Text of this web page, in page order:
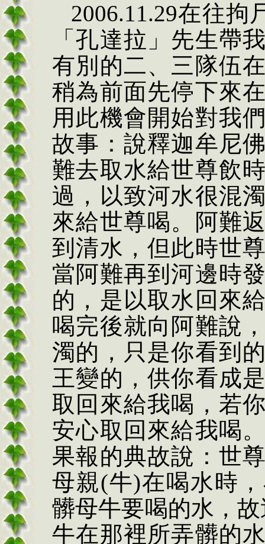
2006.11.29在往
「孔達拉」先生帶
有別的二、三隊伍
稍為前面先停下來
用此機會開始對我
故事：說釋迦牟尼
難去取水給世尊飲
過，以致河水很混
來給世尊喝。阿難
到清水，但此時世
當阿難再到河邊時
的，是以取水回來
喝完後就向阿難說
濁的，只是你看到
王變的，供你看成
取回來給我喝，若
安心取回來給我喝
果報的典故說：世
母親(牛)在喝水時
髒母牛要喝的水，
牛在那裡所弄髒的